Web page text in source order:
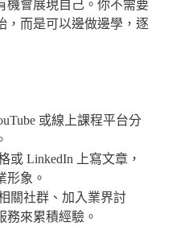
機會展現自己。你不需要
，而是可以邊做邊學，逐
或線上課程平台分
或 LinkedIn 上寫文章，
形象。
關社群、加入業界討
務來累積經驗。